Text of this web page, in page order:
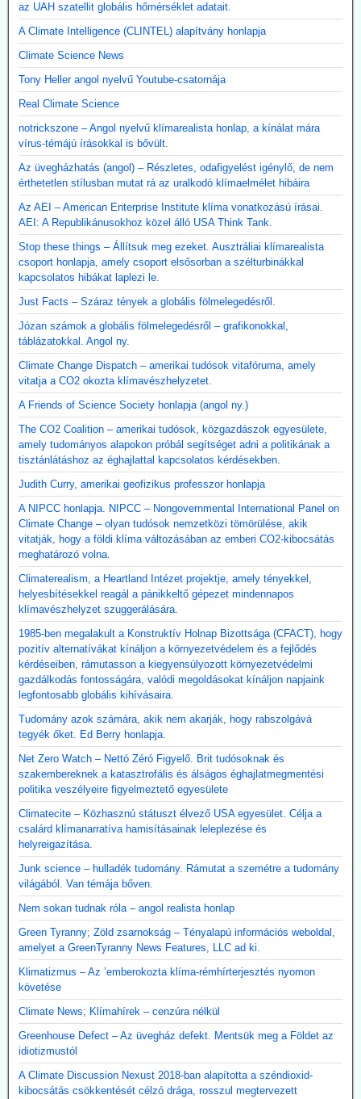
az UAH szatellit globális hőmérséklet adatait.
A Climate Intelligence (CLINTEL) alapítvány honlapja
Climate Science News
Tony Heller angol nyelvű Youtube-csatornája
Real Climate Science
notrickszone – Angol nyelvű klímarealista honlap, a kínálat mára
vírus-témájú írásokkal is bővült.
Az üvegházhatás (angol) – Részletes, odafigyelést igénylő, de nem
érthetetlen stílusban mutat rá az uralkodó klímaelmélet hibáira
Az AEI – American Enterprise Institute klíma vonatkozású írásai.
AEI: A Republikánusokhoz közel álló USA Think Tank.
Stop these things – Állítsuk meg ezeket. Ausztráliai klímarealista
csoport honlapja, amely csoport elsősorban a szélturbinákkal
kapcsolatos hibákat laplezi le.
Just Facts – Száraz tények a globális fölmelegedésről.
Józan számok a globális fölmelegedésről – grafikonokkal,
táblázatokkal. Angol ny.
Climate Change Dispatch – amerikai tudósok vitafóruma, amely
vitatja a CO2 okozta klímavészhelyzetet.
A Friends of Science Society honlapja (angol ny.)
The CO2 Coalition – amerikai tudósok, közgazdászok egyesülete,
amely tudományos alapokon próbál segítséget adni a politikának a
tisztánlátáshoz az éghajlattal kapcsolatos kérdésekben.
Judith Curry, amerikai geofizikus professzor honlapja
A NIPCC honlapja. NIPCC – Nongovernmental International Panel on
Climate Change – olyan tudósok nemzetközi tömörülése, akik
vitatják, hogy a földi klíma változásában az emberi CO2-kibocsátás
meghatározó volna.
Climaterealism, a Heartland Intézet projektje, amely tényekkel,
helyesbítésekkel reagál a pánikkeltő gépezet mindennapos
klímavészhelyzet szuggerálására.
1985-ben megalakult a Konstruktív Holnap Bizottsága (CFACT), hogy
pozitív alternatívákat kínáljon a környezetvédelem és a fejlődés
kérdéseiben, rámutasson a kiegyensúlyozott környezetvédelmi
gazdálkodás fontosságára, valódi megoldásokat kínáljon napjaink
legfontosabb globális kihívásaira.
Tudomány azok számára, akik nem akarják, hogy rabszolgává
tegyék őket. Ed Berry honlapja.
Net Zero Watch – Nettó Zéró Figyelő. Brit tudósoknak és
szakembereknek a katasztrofális és álságos éghajlatmegmentési
politika veszélyeire figyelmeztető egyesülete
Climatecite – Közhasznú státuszt élvező USA egyesület. Célja a
csalárd klímanarratíva hamisításainak leleplezése és
helyreigazítása.
Junk science – hulladék tudomány. Rámutat a szemétre a tudomány
világából. Van témája bőven.
Nem sokan tudnak róla – angol realista honlap
Green Tyranny; Zöld zsarnokság – Tényalapú információs weboldal,
amelyet a GreenTyranny News Features, LLC ad ki.
Klimatizmus – Az ’emberokozta klíma-rémhírterjesztés nyomon
követése
Climate News; Klímahírek – cenzúra nélkül
Greenhouse Defect – Az üvegház defekt. Mentsük meg a Földet az
idiotizmustól
A Climate Discussion Nexust 2018-ban alapította a széndioxid-
kibocsátás csökkentését célzó drága, rosszul megtervezett